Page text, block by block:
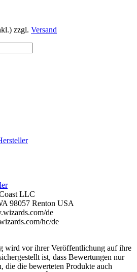
zzgl. Versand
LLC
98057 Renton USA
de
hc/de
wird vor ihrer Veröffentlichung auf ihre
ist, dass Bewertungen nur
die die bewerteten Produkte auch